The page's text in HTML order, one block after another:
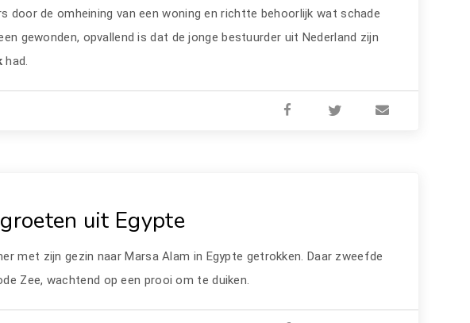
door de omheining van een woning en richtte behoorlijk wat schade
gewonden, opvallend is dat de jonge bestuurder uit Nederland zijn
had.
uit Egypte
met zijn gezin naar Marsa Alam in Egypte getrokken. Daar zweefde
Zee, wachtend op een prooi om te duiken.